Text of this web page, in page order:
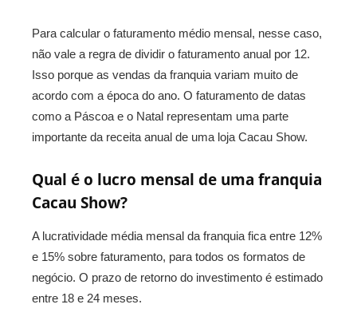
Para calcular o faturamento médio mensal, nesse caso,
não vale a regra de dividir o faturamento anual por 12.
Isso porque as vendas da franquia variam muito de
acordo com a época do ano. O faturamento de datas
como a Páscoa e o Natal representam uma parte
importante da receita anual de uma loja Cacau Show.
Qual é o lucro mensal de uma franquia
Cacau Show?
A lucratividade média mensal da franquia fica entre 12%
e 15% sobre faturamento, para todos os formatos de
negócio. O prazo de retorno do investimento é estimado
entre 18 e 24 meses.